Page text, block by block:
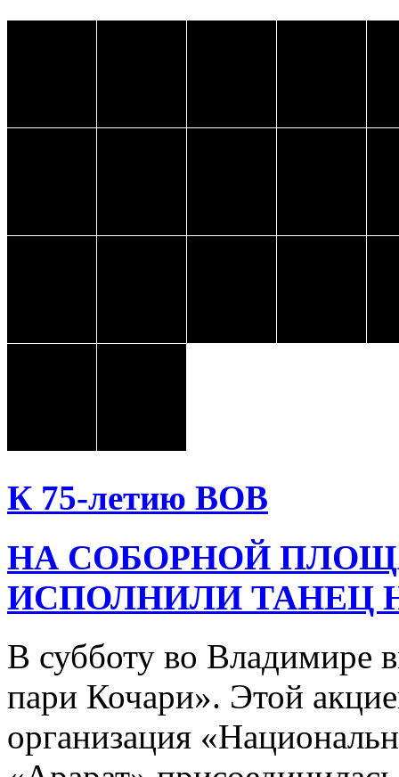
К 75-летию ВОВ
НА СОБОРНОЙ
ИСПОЛНИЛИ ТАНЕЦ
В субботу во Владимире
пари Кочари». Этой
организация